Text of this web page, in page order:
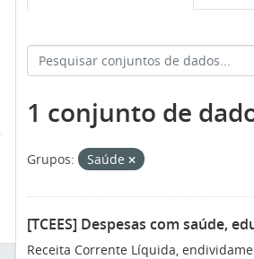
1 conjunto de
Grupos: Saúde
[TCEES] Despesas com saúde,
Receita Corrente Líquida,